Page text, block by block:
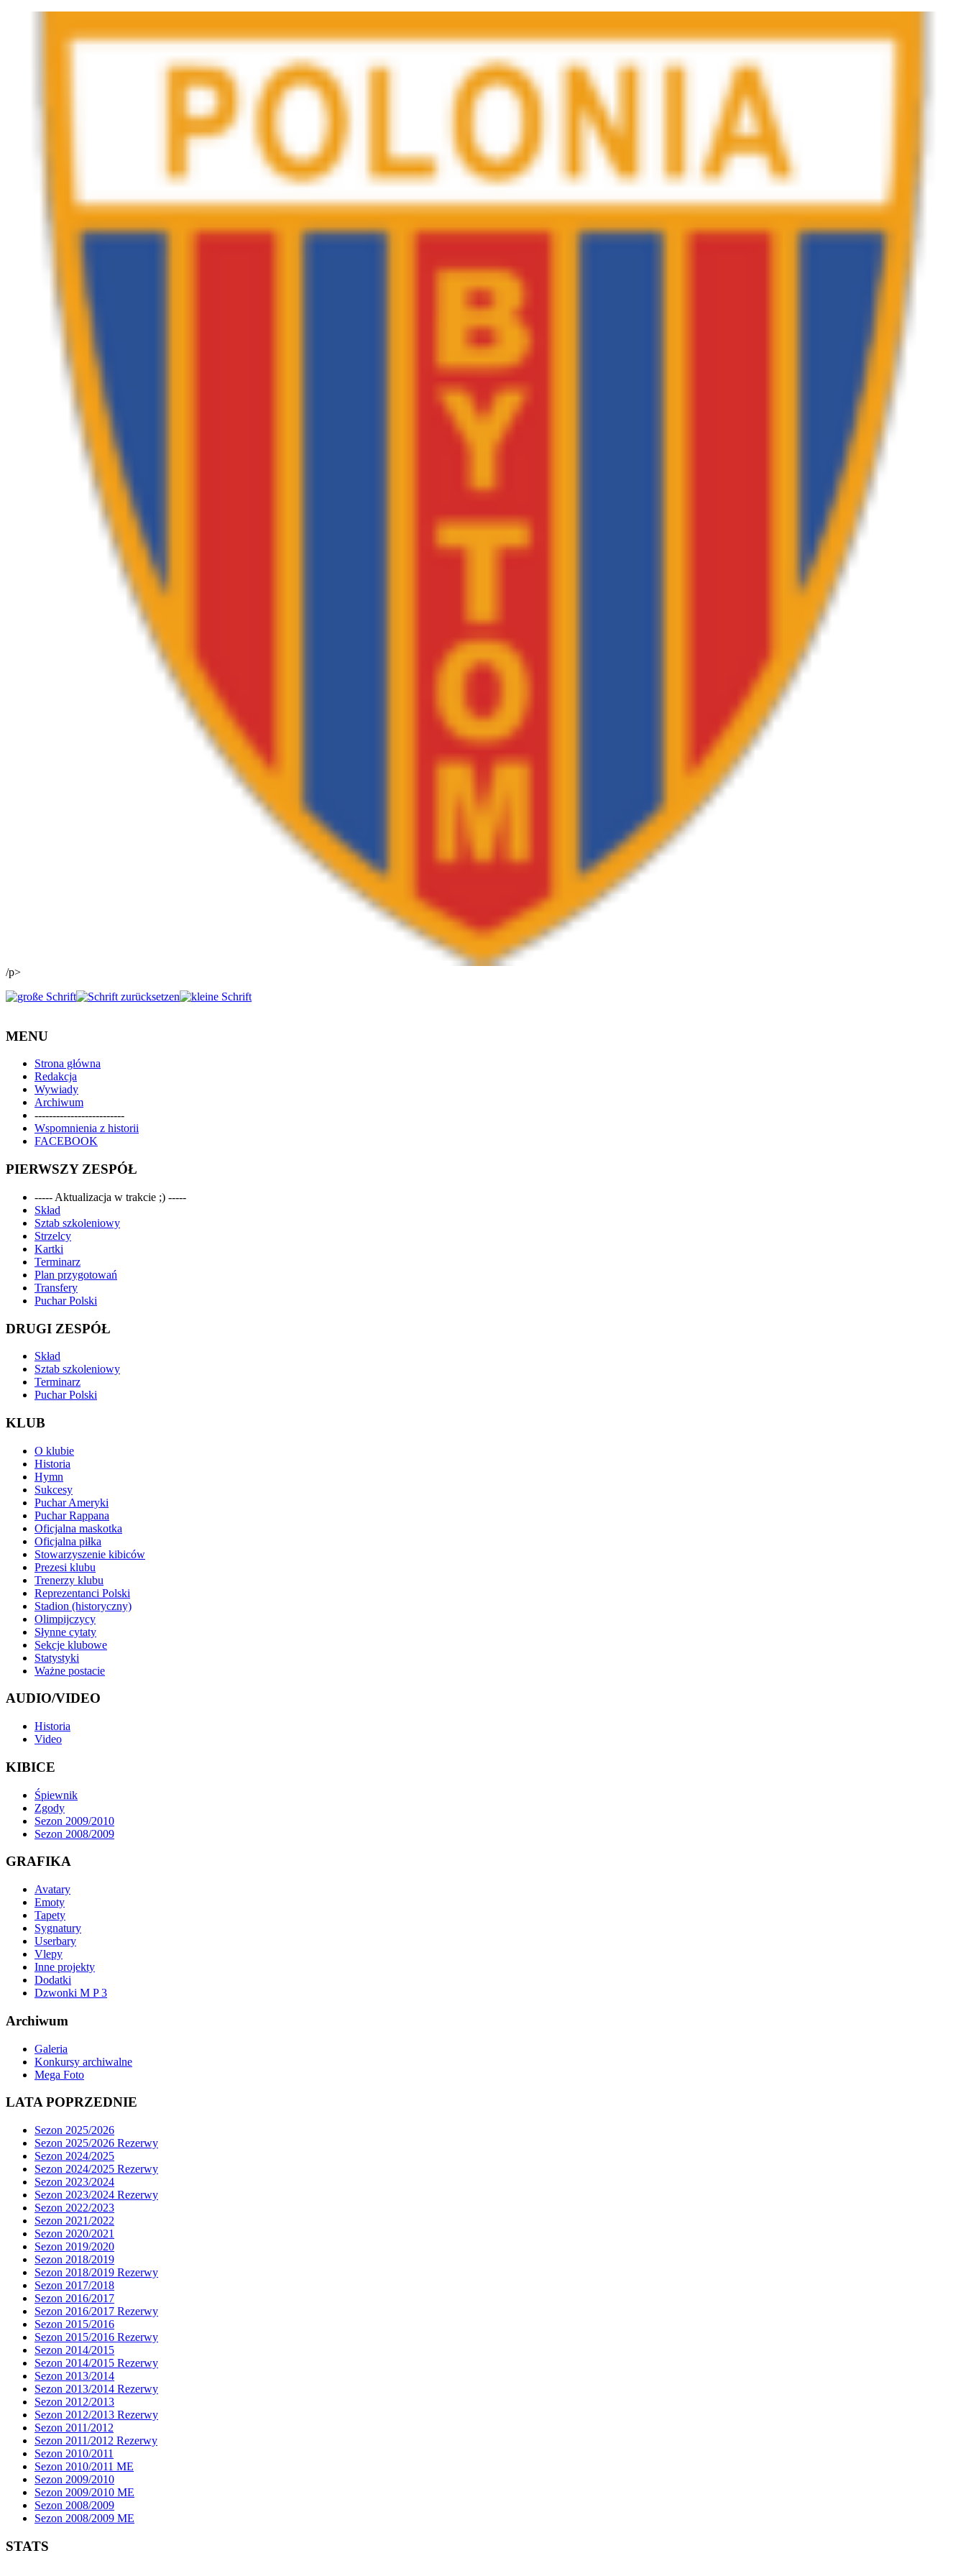
/p>
MENU
Strona główna
Redakcja
Wywiady
Archiwum
-------------------------
Wspomnienia z historii
FACEBOOK
PIERWSZY ZESPÓŁ
----- Aktualizacja w trakcie ;) -----
Skład
Sztab szkoleniowy
Strzelcy
Kartki
Terminarz
Plan przygotowań
Transfery
Puchar Polski
DRUGI ZESPÓŁ
Skład
Sztab szkoleniowy
Terminarz
Puchar Polski
KLUB
O klubie
Historia
Hymn
Sukcesy
Puchar Ameryki
Puchar Rappana
Oficjalna maskotka
Oficjalna piłka
Stowarzyszenie kibiców
Prezesi klubu
Trenerzy klubu
Reprezentanci Polski
Stadion (historyczny)
Olimpijczycy
Słynne cytaty
Sekcje klubowe
Statystyki
Ważne postacie
AUDIO/VIDEO
Historia
Video
KIBICE
Śpiewnik
Zgody
Sezon 2009/2010
Sezon 2008/2009
GRAFIKA
Avatary
Emoty
Tapety
Sygnatury
Userbary
Vlepy
Inne projekty
Dodatki
Dzwonki M P 3
Archiwum
Galeria
Konkursy archiwalne
Mega Foto
LATA POPRZEDNIE
Sezon 2025/2026
Sezon 2025/2026 Rezerwy
Sezon 2024/2025
Sezon 2024/2025 Rezerwy
Sezon 2023/2024
Sezon 2023/2024 Rezerwy
Sezon 2022/2023
Sezon 2021/2022
Sezon 2020/2021
Sezon 2019/2020
Sezon 2018/2019
Sezon 2018/2019 Rezerwy
Sezon 2017/2018
Sezon 2016/2017
Sezon 2016/2017 Rezerwy
Sezon 2015/2016
Sezon 2015/2016 Rezerwy
Sezon 2014/2015
Sezon 2014/2015 Rezerwy
Sezon 2013/2014
Sezon 2013/2014 Rezerwy
Sezon 2012/2013
Sezon 2012/2013 Rezerwy
Sezon 2011/2012
Sezon 2011/2012 Rezerwy
Sezon 2010/2011
Sezon 2010/2011 ME
Sezon 2009/2010
Sezon 2009/2010 ME
Sezon 2008/2009
Sezon 2008/2009 ME
STATS